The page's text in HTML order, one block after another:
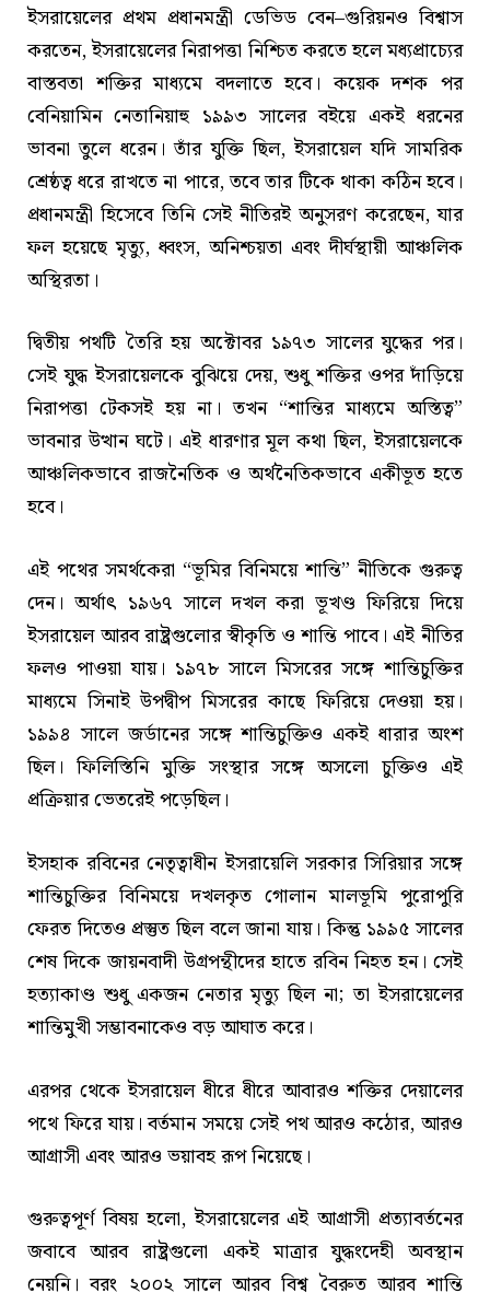
ইসরায়েলের প্রথম প্রধানমন্ত্রী ডেভিড বেন–গুরিয়নও বিশ্বাস
করতেন, ইসরায়েলের নিরাপত্তা নিশ্চিত করতে হলে মধ্যপ্রাচ্যের
বাস্তবতা শক্তির মাধ্যমে বদলাতে হবে। কয়েক দশক পর
বেনিয়ামিন নেতানিয়াহু ১৯৯৩ সালের বইয়ে একই ধরনের
ভাবনা তুলে ধরেন। তাঁর যুক্তি ছিল, ইসরায়েল যদি সামরিক
শ্রেষ্ঠত্ব ধরে রাখতে না পারে, তবে তার টিকে থাকা কঠিন হবে।
প্রধানমন্ত্রী হিসেবে তিনি সেই নীতিরই অনুসরণ করেছেন, যার
ফল হয়েছে মৃত্যু, ধ্বংস, অনিশ্চয়তা এবং দীর্ঘস্থায়ী আঞ্চলিক
অস্থিরতা।
দ্বিতীয় পথটি তৈরি হয় অক্টোবর ১৯৭৩ সালের যুদ্ধের পর।
সেই যুদ্ধ ইসরায়েলকে বুঝিয়ে দেয়, শুধু শক্তির ওপর দাঁড়িয়ে
নিরাপত্তা টেকসই হয় না। তখন “শান্তির মাধ্যমে অস্তিত্ব”
ভাবনার উত্থান ঘটে। এই ধারণার মূল কথা ছিল, ইসরায়েলকে
আঞ্চলিকভাবে রাজনৈতিক ও অর্থনৈতিকভাবে একীভূত হতে
হবে।
এই পথের সমর্থকেরা “ভূমির বিনিময়ে শান্তি” নীতিকে গুরুত্ব
দেন। অর্থাৎ ১৯৬৭ সালে দখল করা ভূখণ্ড ফিরিয়ে দিয়ে
ইসরায়েল আরব রাষ্ট্রগুলোর স্বীকৃতি ও শান্তি পাবে। এই নীতির
ফলও পাওয়া যায়। ১৯৭৮ সালে মিসরের সঙ্গে শান্তিচুক্তির
মাধ্যমে সিনাই উপদ্বীপ মিসরের কাছে ফিরিয়ে দেওয়া হয়।
১৯৯৪ সালে জর্ডানের সঙ্গে শান্তিচুক্তিও একই ধারার অংশ
ছিল। ফিলিস্তিনি মুক্তি সংস্থার সঙ্গে অসলো চুক্তিও এই
প্রক্রিয়ার ভেতরেই পড়েছিল।
ইসহাক রবিনের নেতৃত্বাধীন ইসরায়েলি সরকার সিরিয়ার সঙ্গে
শান্তিচুক্তির বিনিময়ে দখলকৃত গোলান মালভূমি পুরোপুরি
ফেরত দিতেও প্রস্তুত ছিল বলে জানা যায়। কিন্তু ১৯৯৫ সালের
শেষ দিকে জায়নবাদী উগ্রপন্থীদের হাতে রবিন নিহত হন। সেই
হত্যাকাণ্ড শুধু একজন নেতার মৃত্যু ছিল না; তা ইসরায়েলের
শান্তিমুখী সম্ভাবনাকেও বড় আঘাত করে।
এরপর থেকে ইসরায়েল ধীরে ধীরে আবারও শক্তির দেয়ালের
পথে ফিরে যায়। বর্তমান সময়ে সেই পথ আরও কঠোর, আরও
আগ্রাসী এবং আরও ভয়াবহ রূপ নিয়েছে।
গুরুত্বপূর্ণ বিষয় হলো, ইসরায়েলের এই আগ্রাসী প্রত্যাবর্তনের
জবাবে আরব রাষ্ট্রগুলো একই মাত্রার যুদ্ধংদেহী অবস্থান
নেয়নি। বরং ২০০২ সালে আরব বিশ্ব বৈরুত আরব শান্তি